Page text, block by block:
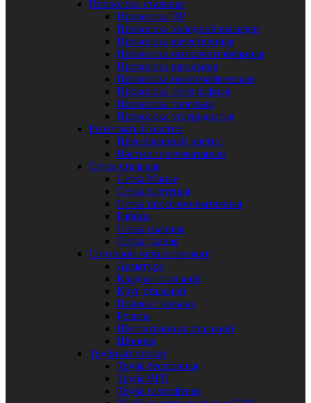
Проволока стальная
Проволока ВР
Проволока холодной высадки
Проволока качественная
Проволока низколегированная
Проволока вязальная
Проволока полиграфическая
Проволока телеграфная
Проволока торговая
Проволока углеродистая
Решетчатый настил
Прессованный настил
Настил горячекатаный
Сетка стальная
Сетка Манье
Сетка плетеная
Сетка просечно-вытяжная
Рабица
Сетка сварная
Сетка тканая
Сортовой металлопрокат
Арматура
Квадрат стальной
Круг стальной
Полоса стальная
Рельсы
Шестигранник стальной
Шпонка
Трубный прокат
Труба бесшовная
Труба ВГП
Труба газлифтная